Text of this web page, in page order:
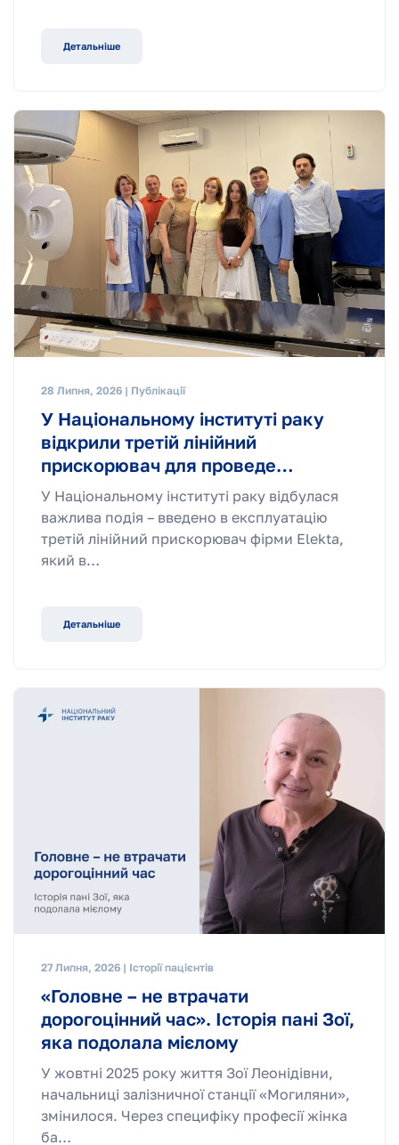
Детальніше
28 Липня, 2026 | Публікації
У Національному інституті раку
відкрили третій лінійний
прискорювач для проведе…
У Національному інституті раку відбулася
важлива подія – введено в експлуатацію
третій лінійний прискорювач фірми Elekta,
який в…
Детальніше
27 Липня, 2026 | Історії пацієнтів
«Головне – не втрачати
дорогоцінний час». Історія пані Зої,
яка подолала мієлому
У жовтні 2025 року життя Зої Леонідівни,
начальниці залізничної станції «Могиляни»,
змінилося. Через специфіку професії жінка
ба…